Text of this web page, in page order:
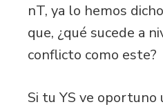
nT, ya lo hemos
que, ¿qué sucede a
conflicto como este?
Si tu YS ve oportuno